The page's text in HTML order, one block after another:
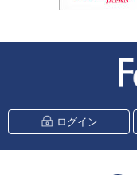
ログイン